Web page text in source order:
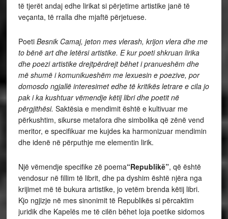
të tjerët andaj edhe lirikat si përjetime artistike janë të
veçanta, të rralla dhe mjaftë përjetuese.
Poeti Besnik Camaj, jeton mes vlerash, krijon vlera dhe me
to bënë art dhe letërsi artistike. E kur poeti shkruan lirika
dhe poezi artistike drejtpërdrejt bëhet i pranueshëm dhe
më shumë i komunikueshëm me lexuesin e poezive, por
domosdo ngjallë interesimet edhe të kritikës letrare e cila jo
pak i ka kushtuar vëmendje këtij libri dhe poetit në
përgjithësi. Saktësia e mendimit është e kultivuar me
përkushtim, sikurse metafora dhe simbolika që zënë vend
meritor, e specifikuar me kujdes ka harmonizuar mendimin
dhe idenë në përputhje me elementin lirik.
Një vëmendje specifike zë poema“Republikë”, që është
vendosur në fillim të librit, dhe pa dyshim është njëra nga
krijimet më të bukura artistike, jo vetëm brenda këtij libri.
Kjo ngjizje në mes sinonimit të Republikës si përcaktim
juridik dhe Kapelës me të cilën bëhet loja poetike sidomos